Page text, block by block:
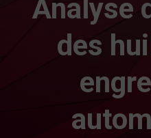
Analyse
des